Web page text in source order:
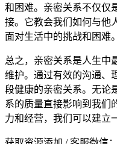
和困难。亲密关系不仅仅
接。它教会我们如何与他
面对生活中的挑战和困难。
总之，亲密关系是人生中
维护。通过有效的沟通、
段健康的亲密关系。无论
系的质量直接影响到我们
力和经营，我们可以建立